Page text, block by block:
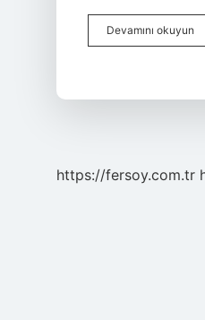
Devamını okuyun
https://fersoy.com.tr